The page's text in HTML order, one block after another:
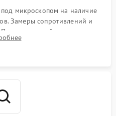
микроскопом на наличие
Замеры сопротивлений и
цепей питания,
и видеочипа.